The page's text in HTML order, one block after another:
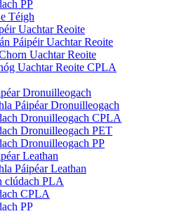
PP
Téigh
Uachtar Reoite
Páipéir Uachtar Reoite
Uachtar Reoite
Uachtar Reoite CPLA
Dronuilleogach
Páipéar Dronuilleogach
Dronuilleogach CPLA
Dronuilleogach PET
Dronuilleogach PP
Leathan
Páipéar Leathan
clúdach PLA
CPLA
PP